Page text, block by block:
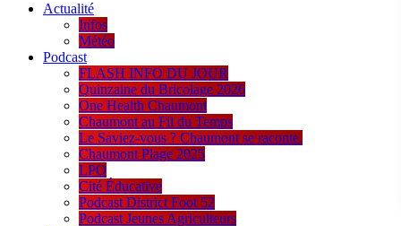
Actualité
Infos
Météo
Podcast
FLASH INFO DU JOUR
Quinzaine du Bricolage 2026
One Health Chaumont
Chaumont au Fil du Temps
Le Saviez-vous ? Chaumont se raconte.
Chaumont Plage 2025
LPO
Cité Éducative
Podcast District Foot 52
Podcast Jeunes Agriculteurs